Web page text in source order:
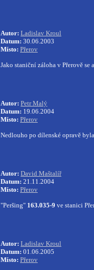
Autor: Ladislav Kroul
Datum: 30.06.2003
Místo: Přerov
Jako staniční záloha v Přerově
Autor: Petr Malý
Datum: 19.06.2004
Místo: Přerov
Nedlouho po dílenské opravě
Autor: David Maštalíř
Datum: 21.11.2004
Místo: Přerov
"Peršing" 163.035-9 ve stanici
Autor: Ladislav Kroul
Datum: 01.06.2005
Místo: Přerov